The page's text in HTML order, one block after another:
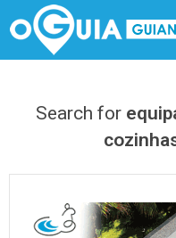
Search for